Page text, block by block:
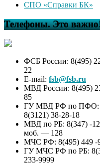
СПО «Справки БК»
Телефоны. Это
ФСБ России: 8(495)
22
E-mail: fsb@fsb.ru
МВД России: 8(495)
85
ГУ МВД РФ по ПФО:
8(3121) 38-28-18
МВД по РБ: 8(347) -
моб. — 128
МЧС РФ: 8(495) 449 -
ГУ МЧС РФ по РБ:
233-9999